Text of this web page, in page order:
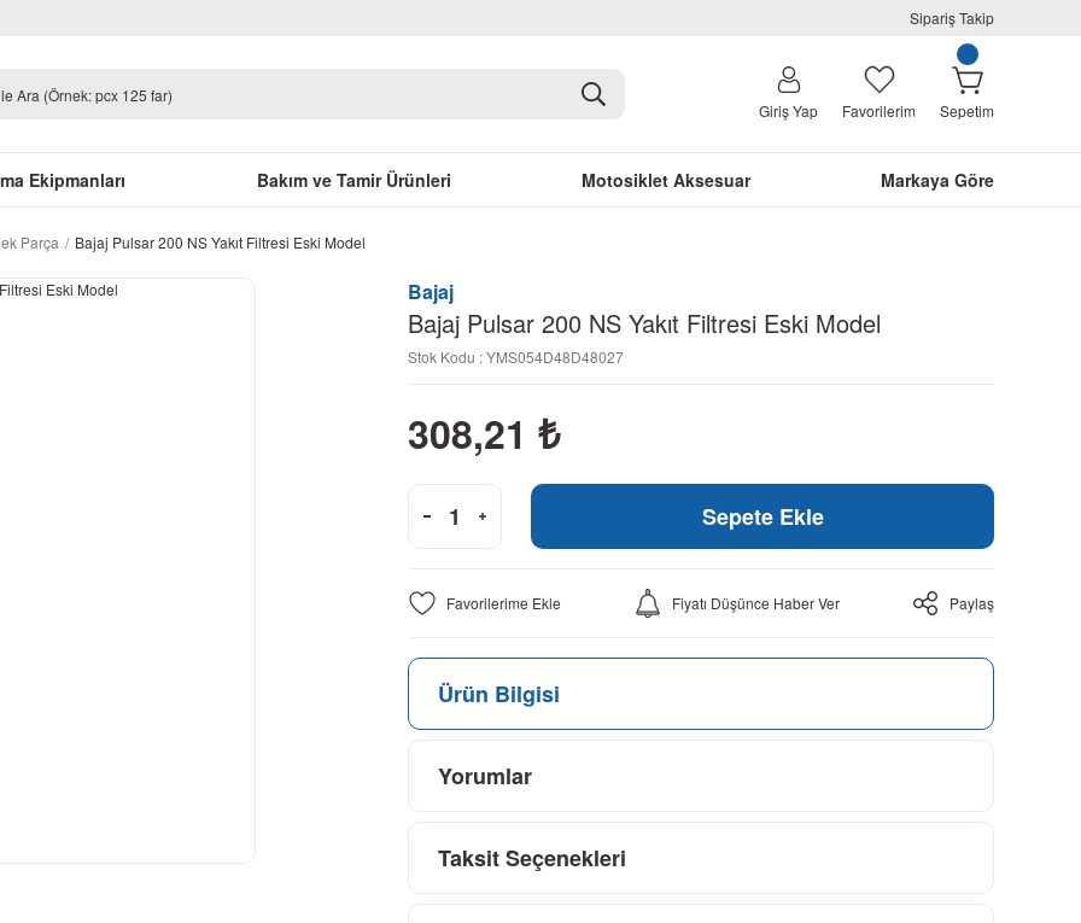
Sipariş Takip
Giriş Yap Favorilerim Sepetim
Ekipmanları Bakım ve Tamir Ürünleri Motosiklet Aksesuar Markaya Göre
Parça Bajaj Pulsar 200 NS Yakıt Filtresi Eski Model
Bajaj
Bajaj Pulsar 200 NS Yakıt Filtresi Eski Model
Stok Kodu : YMS054D48D48027
308,21 ₺
Sepete Ekle
Fiyatı Düşünce Haber Ver Paylaş
Ürün Bilgisi
Yorumlar
Taksit Seçenekleri